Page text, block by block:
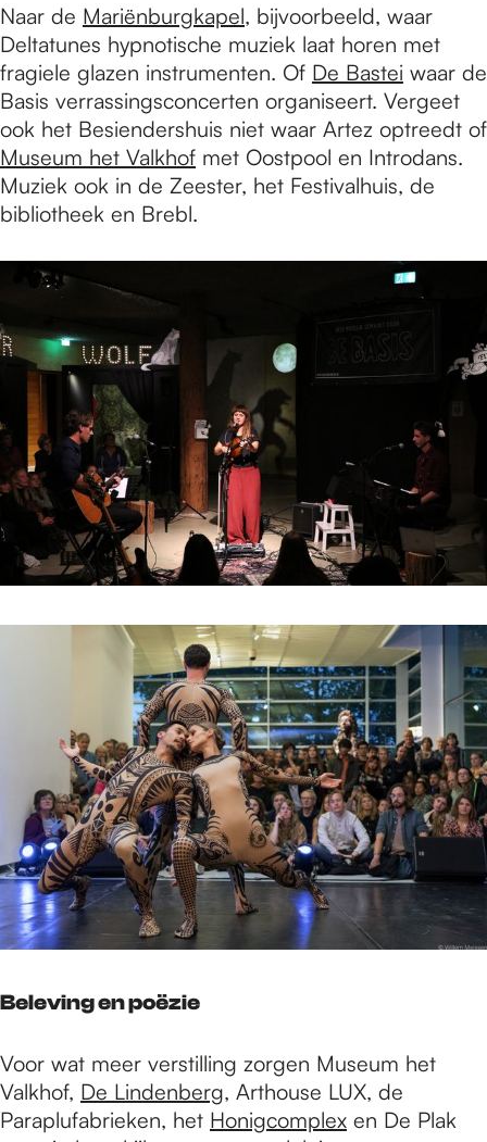
Naar de Mariënburgkapel, bijvoorbeeld, waar
Deltatunes hypnotische muziek laat horen met
fragiele glazen instrumenten. Of De Bastei waar de
Basis verrassingsconcerten organiseert. Vergeet
ook het Besiendershuis niet waar Artez optreedt of
Museum het Valkhof met Oostpool en Introdans.
Muziek ook in de Zeester, het Festivalhuis, de
bibliotheek en Brebl.
Beleving en poëzie
Voor wat meer verstilling zorgen Museum het
Valkhof, De Lindenberg, Arthouse LUX, de
Paraplufabrieken, het Honigcomplex en De Plak